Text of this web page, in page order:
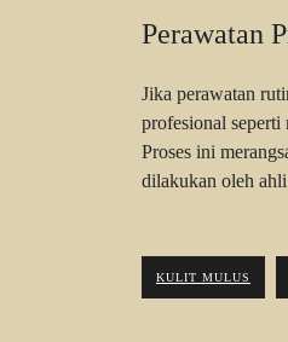
Perawatan
Jika perawatan
profesional seperti
Proses ini
dilakukan oleh ahli
KULIT MULUS